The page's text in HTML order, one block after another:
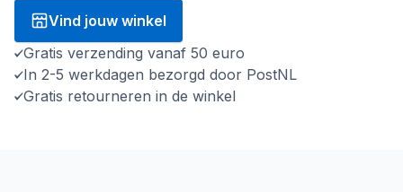
Vind jouw winkel
Gratis verzending vanaf 50 euro
In 2-5 werkdagen bezorgd door PostNL
Gratis retourneren in de winkel